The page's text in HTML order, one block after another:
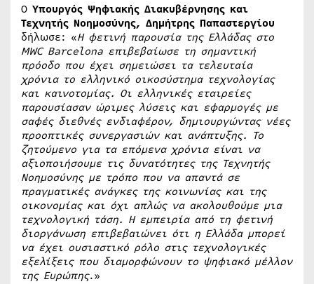
Ο Υπουργός Ψηφιακής Διακυβέρνησης και
Τεχνητής Νοημοσύνης, Δημήτρης Παπαστεργίου
δήλωσε: «Η φετινή παρουσία της Ελλάδας στο
MWC Barcelona επιβεβαίωσε τη σημαντική
πρόοδο που έχει σημειώσει τα τελευταία
χρόνια το ελληνικό οικοσύστημα τεχνολογίας
και καινοτομίας. Οι ελληνικές εταιρείες
παρουσίασαν ώριμες λύσεις και εφαρμογές με
σαφές διεθνές ενδιαφέρον, δημιουργώντας νέες
προοπτικές συνεργασιών και ανάπτυξης. Το
ζητούμενο για τα επόμενα χρόνια είναι να
αξιοποιήσουμε τις δυνατότητες της Τεχνητής
Νοημοσύνης με τρόπο που να απαντά σε
πραγματικές ανάγκες της κοινωνίας και της
οικονομίας και όχι απλώς να ακολουθούμε μια
τεχνολογική τάση. Η εμπειρία από τη φετινή
διοργάνωση επιβεβαιώνει ότι η Ελλάδα μπορεί
να έχει ουσιαστικό ρόλο στις τεχνολογικές
εξελίξεις που διαμορφώνουν το ψηφιακό μέλλον
της Ευρώπης.»